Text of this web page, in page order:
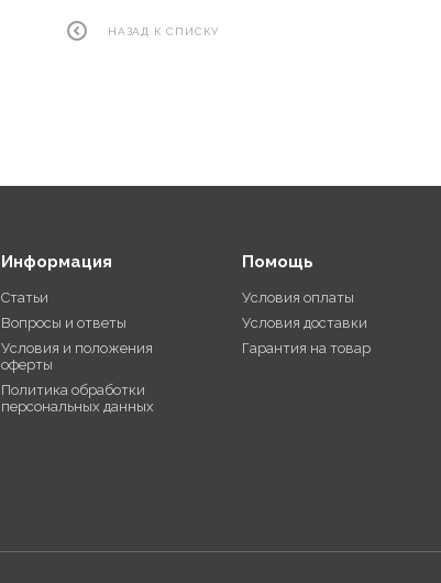
НАЗАД К СПИСКУ
Информация
Статьи
Вопросы и ответы
Условия и положения
оферты
Политика обработки
персональных данных
Помощь
Условия оплаты
Условия доставки
Гарантия на товар